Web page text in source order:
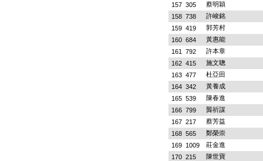
157 305
蔡明穎
158 738
許峻銘
159 419
郭芳村
160 684
黃惠能
161
792
許本章
162 415
施文聰
163 477
杜亞田
164 342
黃養成
165 539
陳春進
166 799
龔祈謀
167 217
蔡芳益
168 565
鄭榮崇
169 1009
莊金進
170 215
陳世寶